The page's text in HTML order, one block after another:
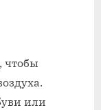
чтобы
или